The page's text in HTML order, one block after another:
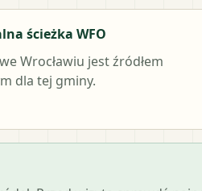
ścieżka WFO
Wrocławiu jest źródłem
dla tej gminy.